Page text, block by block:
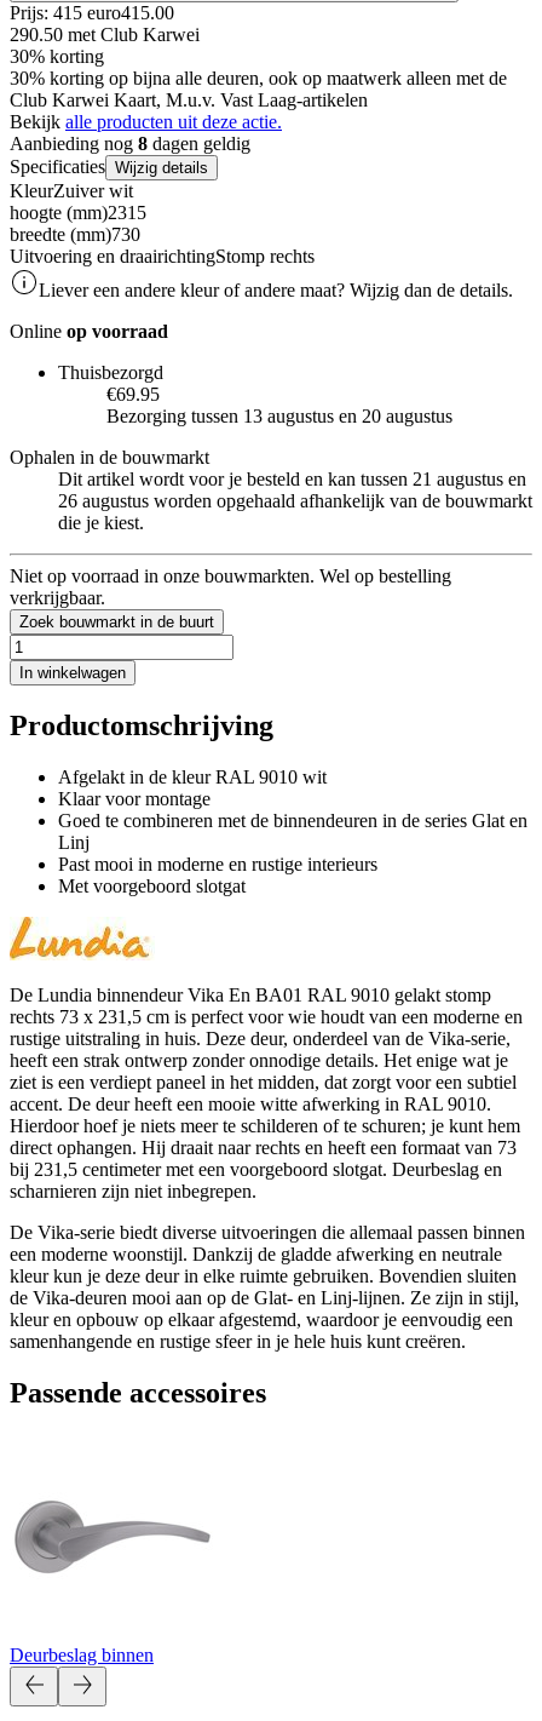
Prijs: 415 euro415.00
290.50 met Club Karwei
30% korting
30% korting op bijna alle deuren, ook op maatwerk alleen met de
Club Karwei Kaart, M.u.v. Vast Laag-artikelen
Bekijk alle producten uit deze actie.
Aanbieding nog 8 dagen geldig
Specificaties Wijzig details
KleurZuiver wit
hoogte (mm)2315
breedte (mm)730
Uitvoering en draairichtingStomp rechts
Liever een andere kleur of andere maat? Wijzig dan de details.
Online op voorraad
Thuisbezorgd
€69.95
Bezorging tussen 13 augustus en 20 augustus
Ophalen in de bouwmarkt
Dit artikel wordt voor je besteld en kan tussen 21 augustus en
26 augustus worden opgehaald afhankelijk van de bouwmarkt
die je kiest.
Niet op voorraad in onze bouwmarkten. Wel op bestelling
verkrijgbaar.
Zoek bouwmarkt in de buurt
In winkelwagen
Productomschrijving
Afgelakt in de kleur RAL 9010 wit
Klaar voor montage
Goed te combineren met de binnendeuren in de series Glat en
Linj
Past mooi in moderne en rustige interieurs
Met voorgeboord slotgat
De Lundia binnendeur Vika En BA01 RAL 9010 gelakt stomp
rechts 73 x 231,5 cm is perfect voor wie houdt van een moderne en
rustige uitstraling in huis. Deze deur, onderdeel van de Vika-serie,
heeft een strak ontwerp zonder onnodige details. Het enige wat je
ziet is een verdiept paneel in het midden, dat zorgt voor een subtiel
accent. De deur heeft een mooie witte afwerking in RAL 9010.
Hierdoor hoef je niets meer te schilderen of te schuren; je kunt hem
direct ophangen. Hij draait naar rechts en heeft een formaat van 73
bij 231,5 centimeter met een voorgeboord slotgat. Deurbeslag en
scharnieren zijn niet inbegrepen.
De Vika-serie biedt diverse uitvoeringen die allemaal passen binnen
een moderne woonstijl. Dankzij de gladde afwerking en neutrale
kleur kun je deze deur in elke ruimte gebruiken. Bovendien sluiten
de Vika-deuren mooi aan op de Glat- en Linj-lijnen. Ze zijn in stijl,
kleur en opbouw op elkaar afgestemd, waardoor je eenvoudig een
samenhangende en rustige sfeer in je hele huis kunt creëren.
Passende accessoires
Deurbeslag binnen